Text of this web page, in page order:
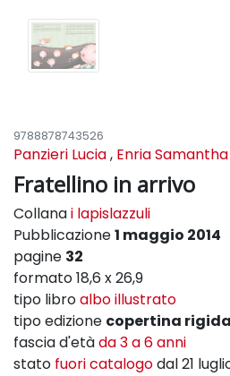
9788878743526
Panzieri Lucia, Enria
Fratellino in arrivo
Collanai lapislazzuli
Pubblicazione1 maggio 2014
pagine 32
formato 18,6 x 26,9
tipo libroalbo illustrato
tipo edizione copertina rigida
fascia d'etàda 3 a 6 anni
stato fuori catalogodal 21